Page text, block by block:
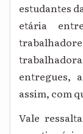
estudantes
etária
entregues,
assim, com
Vale